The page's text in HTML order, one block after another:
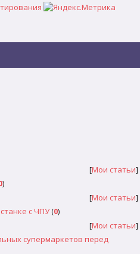
[Мои статьи]
)
[Мои статьи]
с ЧПУ(0)
[Мои статьи]
супермаркетов перед